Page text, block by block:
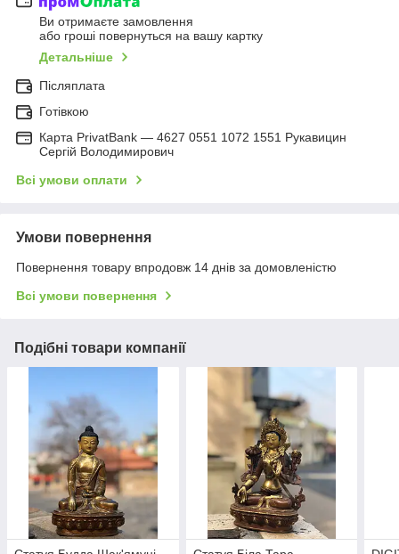
Ви отримаєте замовлення
або гроші повернуться на вашу картку
Детальніше
Післяплата
Готівкою
Карта PrivatBank — 4627 0551 1072 1551 Рукавицин
Сергій Володимирович
Всі умови оплати
Умови повернення
Повернення товару впродовж 14 днів за домовленістю
Всі умови повернення
Подібні товари компанії